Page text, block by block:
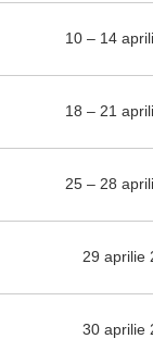
10 – 14
18 – 21
25 – 28
29 aprilie
30 aprilie